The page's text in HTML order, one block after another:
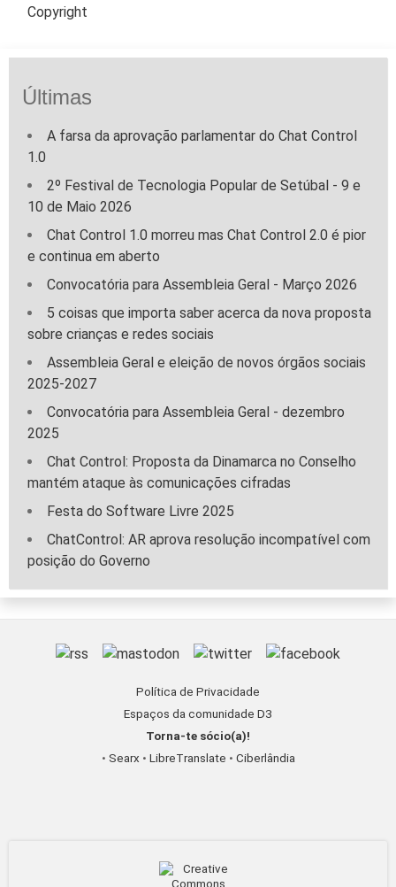
Copyright
Últimas
A farsa da aprovação parlamentar do Chat Control
1.0
2º Festival de Tecnologia Popular de Setúbal - 9 e
10 de Maio 2026
Chat Control 1.0 morreu mas Chat Control 2.0 é pior
e continua em aberto
Convocatória para Assembleia Geral - Março 2026
5 coisas que importa saber acerca da nova proposta
sobre crianças e redes sociais
Assembleia Geral e eleição de novos órgãos sociais
2025-2027
Convocatória para Assembleia Geral - dezembro
2025
Chat Control: Proposta da Dinamarca no Conselho
mantém ataque às comunicações cifradas
Festa do Software Livre 2025
ChatControl: AR aprova resolução incompatível com
posição do Governo
Política de Privacidade
Espaços da comunidade D3
Torna-te sócio(a)!
• Searx • LibreTranslate • Ciberlândia